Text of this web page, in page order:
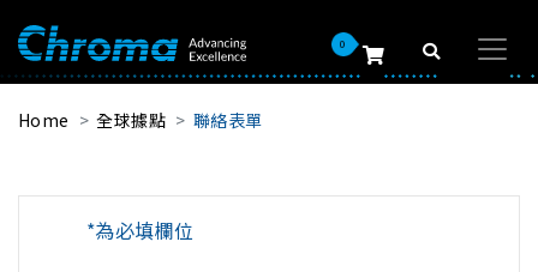
0
Home 全球據點 聯絡表單
*為必填欄位